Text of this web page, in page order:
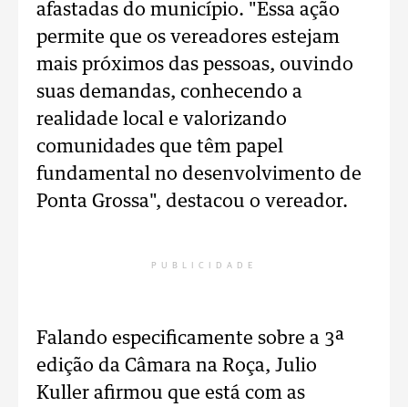
afastadas do município. "Essa ação
permite que os vereadores estejam
mais próximos das pessoas, ouvindo
suas demandas, conhecendo a
realidade local e valorizando
comunidades que têm papel
fundamental no desenvolvimento de
Ponta Grossa", destacou o vereador.
PUBLICIDADE
Falando especificamente sobre a 3ª
edição da Câmara na Roça, Julio
Kuller afirmou que está com as